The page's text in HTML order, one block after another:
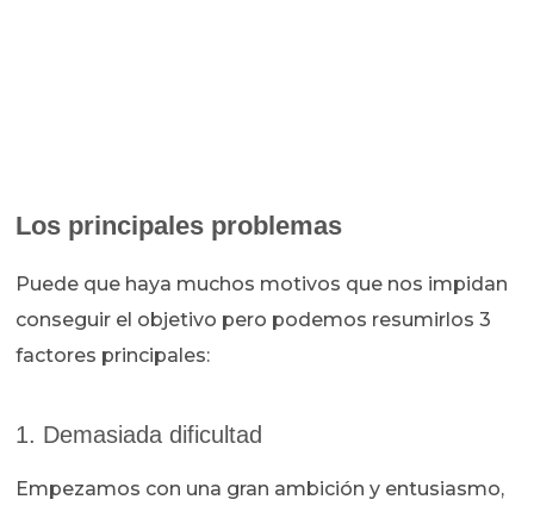
Los principales problemas
Puede que haya muchos motivos que nos impidan
conseguir el objetivo pero podemos resumirlos 3
factores principales:
1. Demasiada dificultad
Empezamos con una gran ambición y entusiasmo,